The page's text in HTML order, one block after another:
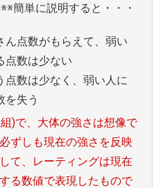
簡単に説明すると・・・
ん点数がもらえて、弱い
点数は少ない
点数は少なく、弱い人に
を失う
)で、大体の強さは想像で
ずしも現在の強さを反映
て、レーティングは現在
る数値で表現したもので